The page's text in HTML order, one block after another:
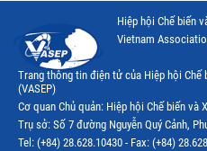
Thị trường Canada
Thị trường Ecuador
Thị trường EU
Thị trường Indonesia
Hiệp hội Chế biến
Vietnam
Trang thông tin điện tử của Hiệp hội Chế
(VASEP)
Cơ quan Chủ quản: Hiệp hội Chế biến và
Trụ sở: Số 7 đường Nguyễn Quý Cảnh,
Tel: (+84) 28.628.10430 - Fax: (+84)